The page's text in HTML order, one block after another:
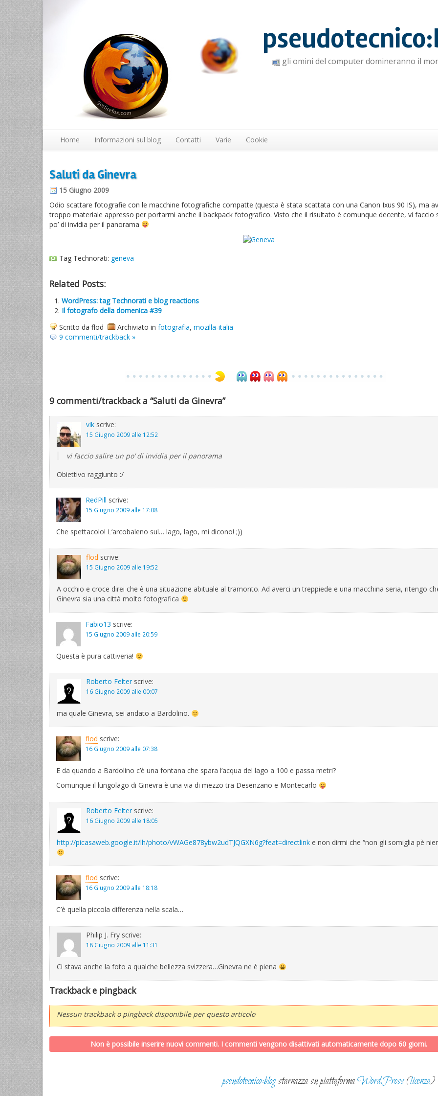
gli omini del computer domineranno il
Home Informazioni sul blog Contatti Varie Cookie
Saluti da Ginevra
15 Giugno 2009
Odio scattare fotografie con le macchine fotografiche compatte (questa è stata scattata con una Canon Ixus 90 IS), ma
troppo materiale appresso per portarmi anche il backpack fotografico. Visto che il risultato è comunque decente, vi faccio
po’ di invidia per il panorama
Tag Technorati: geneva
Related Posts:
WordPress: tag Technorati e blog reactions
Il fotografo della domenica #39
Scritto da flod
Archiviato in fotografia, mozilla-italia
9 commenti/trackback »
9 commenti/trackback a “Saluti da Ginevra”
vik scrive:
15 Giugno 2009 alle 12:52
vi faccio salire un po’ di invidia per il panorama
Obiettivo raggiunto :/
RedPill scrive:
15 Giugno 2009 alle 17:08
Che spettacolo! L’arcobaleno sul… lago, lago, mi dicono! ;))
flod scrive:
15 Giugno 2009 alle 19:52
A occhio e croce direi che è una situazione abituale al tramonto. Ad averci un treppiede e una macchina seria, ritengo
Ginevra sia una città molto fotografica
Fabio13 scrive:
15 Giugno 2009 alle 20:59
Questa è pura cattiveria!
Roberto Felter scrive:
16 Giugno 2009 alle 00:07
ma quale Ginevra, sei andato a Bardolino.
flod scrive:
16 Giugno 2009 alle 07:38
E da quando a Bardolino c’è una fontana che spara l’acqua del lago a 100 e passa metri?
Comunque il lungolago di Ginevra è una via di mezzo tra Desenzano e Montecarlo
Roberto Felter scrive:
16 Giugno 2009 alle 18:05
http://picasaweb.google.it/lh/photo/vWAGe878ybw2udTJQGXN6g?feat=directlink e non dirmi che “non gli somiglia pè
flod scrive:
16 Giugno 2009 alle 18:18
C’è quella piccola differenza nella scala…
Philip J. Fry scrive:
18 Giugno 2009 alle 11:31
Ci stava anche la foto a qualche bellezza svizzera…Ginevra ne è piena
Trackback e pingback
Nessun trackback o pingback disponibile per questo articolo
Non è possibile inserire nuovi commenti. I commenti vengono disattivati automaticamente dopo 60 giorni.
pseudotecnico:blogstarnazza su piattaformaWordPress(licenza)